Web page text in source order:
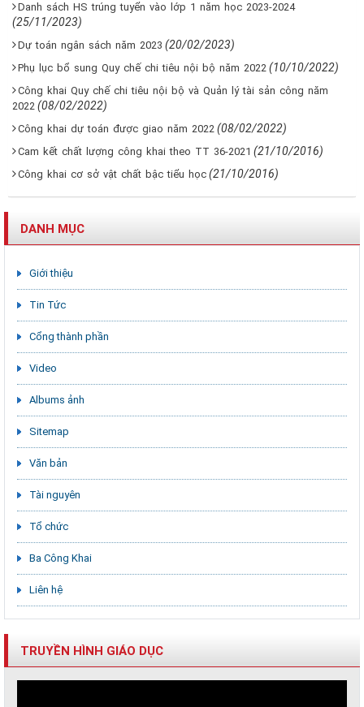
Danh sách HS trúng tuyển vào lớp 1 năm học 2023-2024
(25/11/2023)
Dự toán ngân sách năm 2023 (20/02/2023)
Phụ lục bổ sung Quy chế chi tiêu nội bộ năm 2022 (10/10/2022)
Công khai Quy chế chi tiêu nội bộ và Quản lý tài sản công năm
2022 (08/02/2022)
Công khai dự toán được giao năm 2022 (08/02/2022)
Cam kết chất lượng công khai theo TT 36-2021 (21/10/2016)
Công khai cơ sở vật chất bậc tiểu học (21/10/2016)
DANH MỤC
Giới thiệu
Tin Tức
Cổng thành phần
Video
Albums ảnh
Sitemap
Văn bản
Tài nguyên
Tổ chức
Ba Công Khai
Liên hệ
TRUYỀN HÌNH GIÁO DỤC